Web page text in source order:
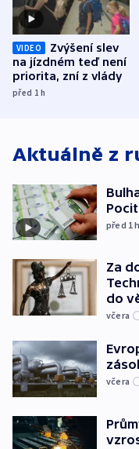
VIDEO
Zvýšení slev
na jízdném teď není
priorita, zní z vlády
před 1h
Aktuálně z
před 1h
Za
do
včera
včera